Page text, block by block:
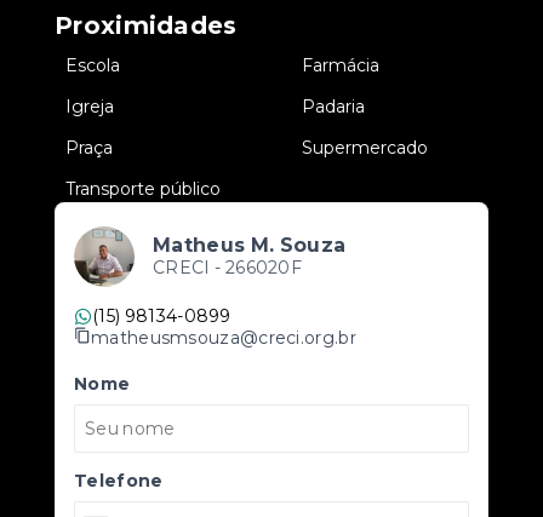
Proximidades
Escola
Farmácia
Igreja
Padaria
Praça
Supermercado
Transporte público
Matheus M. Souza
CRECI - 266020F
(15) 98134-0899
matheusmsouza@creci.org.br
Nome
Telefone